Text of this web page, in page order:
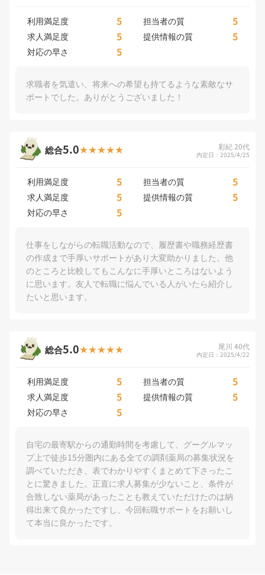
利用満足度 5 担当者の質 5
求人満足度 5 提供情報の質 5
対応の早さ 5
求職者を気遣い、将来への希望も持てるような素敵なサ
ポートでした。ありがとうございました！
総合5.0 彩紀 20代
内定日：2025/4/25
利用満足度 5 担当者の質 5
求人満足度 5 提供情報の質 5
対応の早さ 5
仕事をしながらの転職活動なので、履歴書や職務経歴書
の作成まで手厚いサポートがあり大変助かりました。他
のところと比較してもこんなに手厚いところはないよう
に思います。友人で転職に悩んでいる人がいたら紹介し
たいと思います。
総合5.0 尾川 40代
内定日：2025/4/22
利用満足度 5 担当者の質 5
求人満足度 5 提供情報の質 5
対応の早さ 5
自宅の最寄駅からの通勤時間を考慮して、グーグルマッ
プ上で徒歩15分圏内にある全ての調剤薬局の募集状況を
調べていただき、表でわかりやすくまとめて下さったこ
とに驚きました。正直に求人募集が少ないこと、条件が
合致しない薬局があったことも教えていただけたのは納
得出来て良かったですし、今回転職サポートをお願いし
て本当に良かったです。